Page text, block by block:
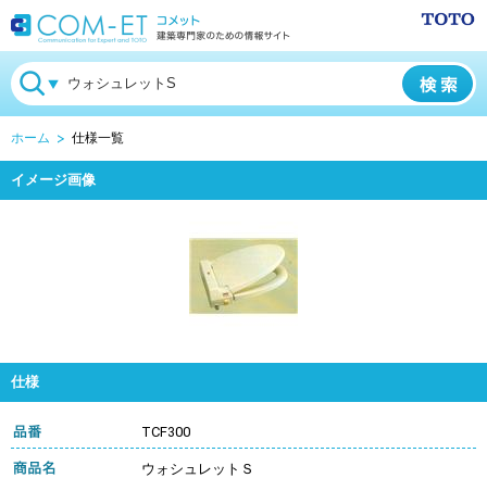
ホーム 仕様一覧
イメージ画像
仕様
TCF300
ウォシュレットＳ